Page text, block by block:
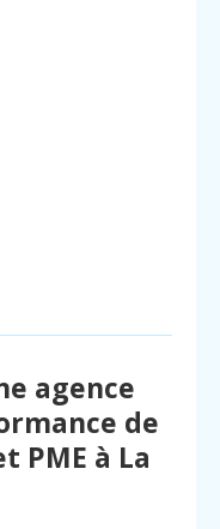
agence
de
PME à La